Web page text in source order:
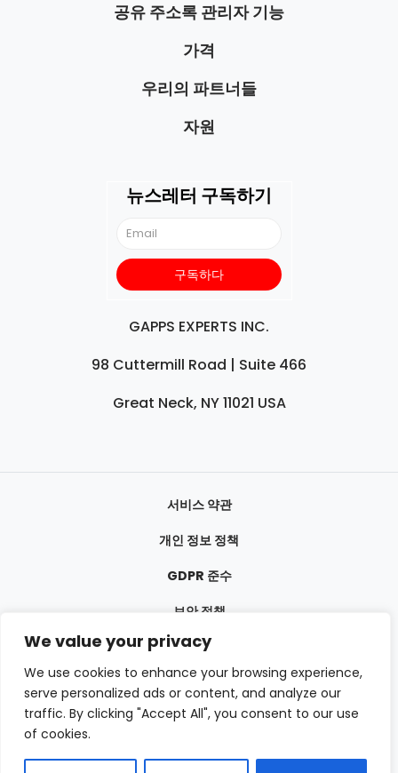
We value your privacy
We use cookies to enhance your browsing experience,
serve personalized ads or content, and analyze our
traffic. By clicking "Accept All", you consent to our use
of cookies.
공유 주소록 관리자 기능
가격
우리의 파트너들
자원
뉴스레터 구독하기
GAPPS EXPERTS INC.
98 Cuttermill Road | Suite 466
Great Neck, NY 11021 USA
서비스 약관
개인 정보 정책
GDPR 준수
보안 정책